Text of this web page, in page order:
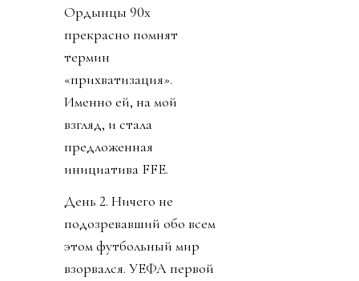
Ордынцы 90х
прекрасно помнят
термин
«прихватизация».
Именно ей, на мой
взгляд, и стала
предложенная
инициатива FFE.
День 2. Ничего не
подозревавший обо всем
этом футбольный мир
взорвался. УЕФА первой